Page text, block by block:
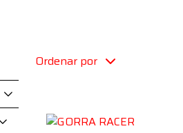
Ordenar por